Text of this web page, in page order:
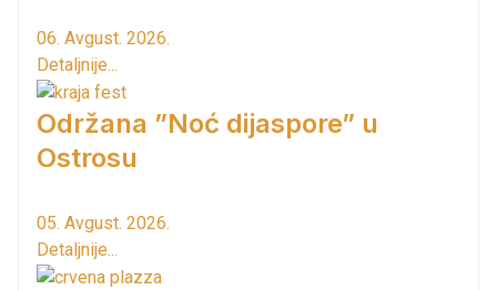
06. Avgust. 2026.
Detaljnije...
Održana ”Noć dijaspore” u
Ostrosu
05. Avgust. 2026.
Detaljnije...